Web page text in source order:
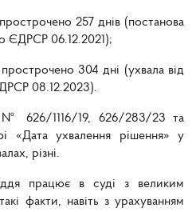
257 днів (постанова
ЄДРСР 06.12.2021);
304 дні (ухвала від
08.12.2023).
626/1116/19, 626/283/23 та
«Дата ухвалення рішення» у
різні.
працює в суді з великим
факти, навіть з урахуванням